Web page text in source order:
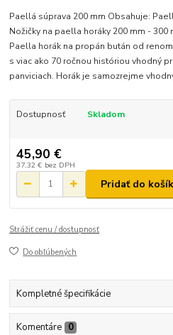
Paellá súprava 200 mm Obsahuje:
Nožičky na paella horáky 200 mm -
Paella horák na propán bután od
s viac ako 70 ročnou históriou vhodný
panviciach. Horák je samozrejme
Dostupnosť Skladom
45,90 €
37,32 € bez DPH
Pridať do
Strážiť cenu / dostupnosť
Do obľúbených
Kompletné špecifikácie
Komentáre 0